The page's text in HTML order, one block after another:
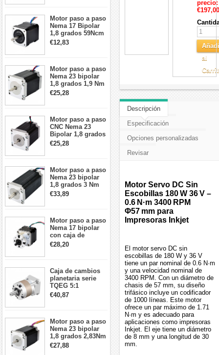
Motor paso a paso
Nema 17 Bipolar
1,8 grados 59Ncm
2A 42x48mm 4
cables compatible
€12,83
Motor paso a paso
Nema 23 bipolar
1,8 grados 1,9 Nm
2,8 A 3,2 V
57x57x76mm 4
€25,28
Motor paso a paso
CNC Nema 23
Bipolar 1,8 grados
1,9 Nm 3A 3,36 V
57x57x76mm 4
€25,28
Motor paso a paso
Nema 23 bipolar
1,8 grados 3 Nm
4,2A 57x57x114mm
motor paso a paso
€33,89
Motor paso a paso
Nema 17 bipolar
con caja de
cambios planetaria
5:1 longitud 33mm
Robot CNC DIY
€28,20
Caja de cambios
planetaria serie
TQEG 5:1
contragolpe 15
arcmin para motor
€40,87
Motor paso a paso
Nema 23 bipolar
1,8 grados 2,83Nm
4A 2,26 V
57x57x84mm 8
€27,88
precio:
€197,00
al
Descripción
Especificación
Opciones personalizadas
Revisar
Motor Servo DC Sin
Escobillas 180 W 36 V –
0.6 N·m 3400 RPM
Φ57 mm para
Impresoras Inkjet
El motor servo DC sin
escobillas de 180 W y 36 V
tiene un par nominal de 0.6 N·m
y una velocidad nominal de
3400 RPM. Con un diámetro de
chasis de 57 mm, su diseño
trifásico incluye un codificador
de 1000 líneas. Este motor
ofrece un par máximo de 1.71
N·m y es adecuado para
aplicaciones como impresoras
Inkjet. El eje tiene un diámetro
de 8 mm y una longitud de 30
mm.